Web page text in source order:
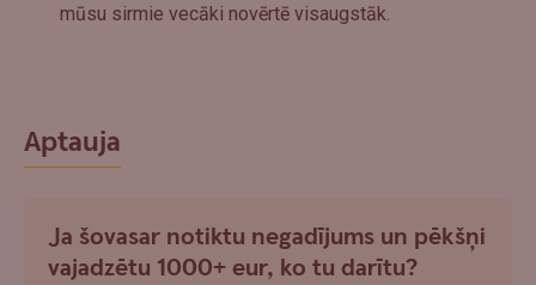
mūsu sirmie vecāki novērtē visaugstāk.
Aptauja
Ja šovasar notiktu negadījums un pēkšņi
vajadzētu 1000+ eur, ko tu darītu?